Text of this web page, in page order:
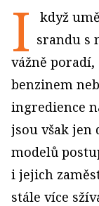
I
když
srandu s
vážně
benzinem
ingredience
jsou však jen
modelů
i jejich
stále více